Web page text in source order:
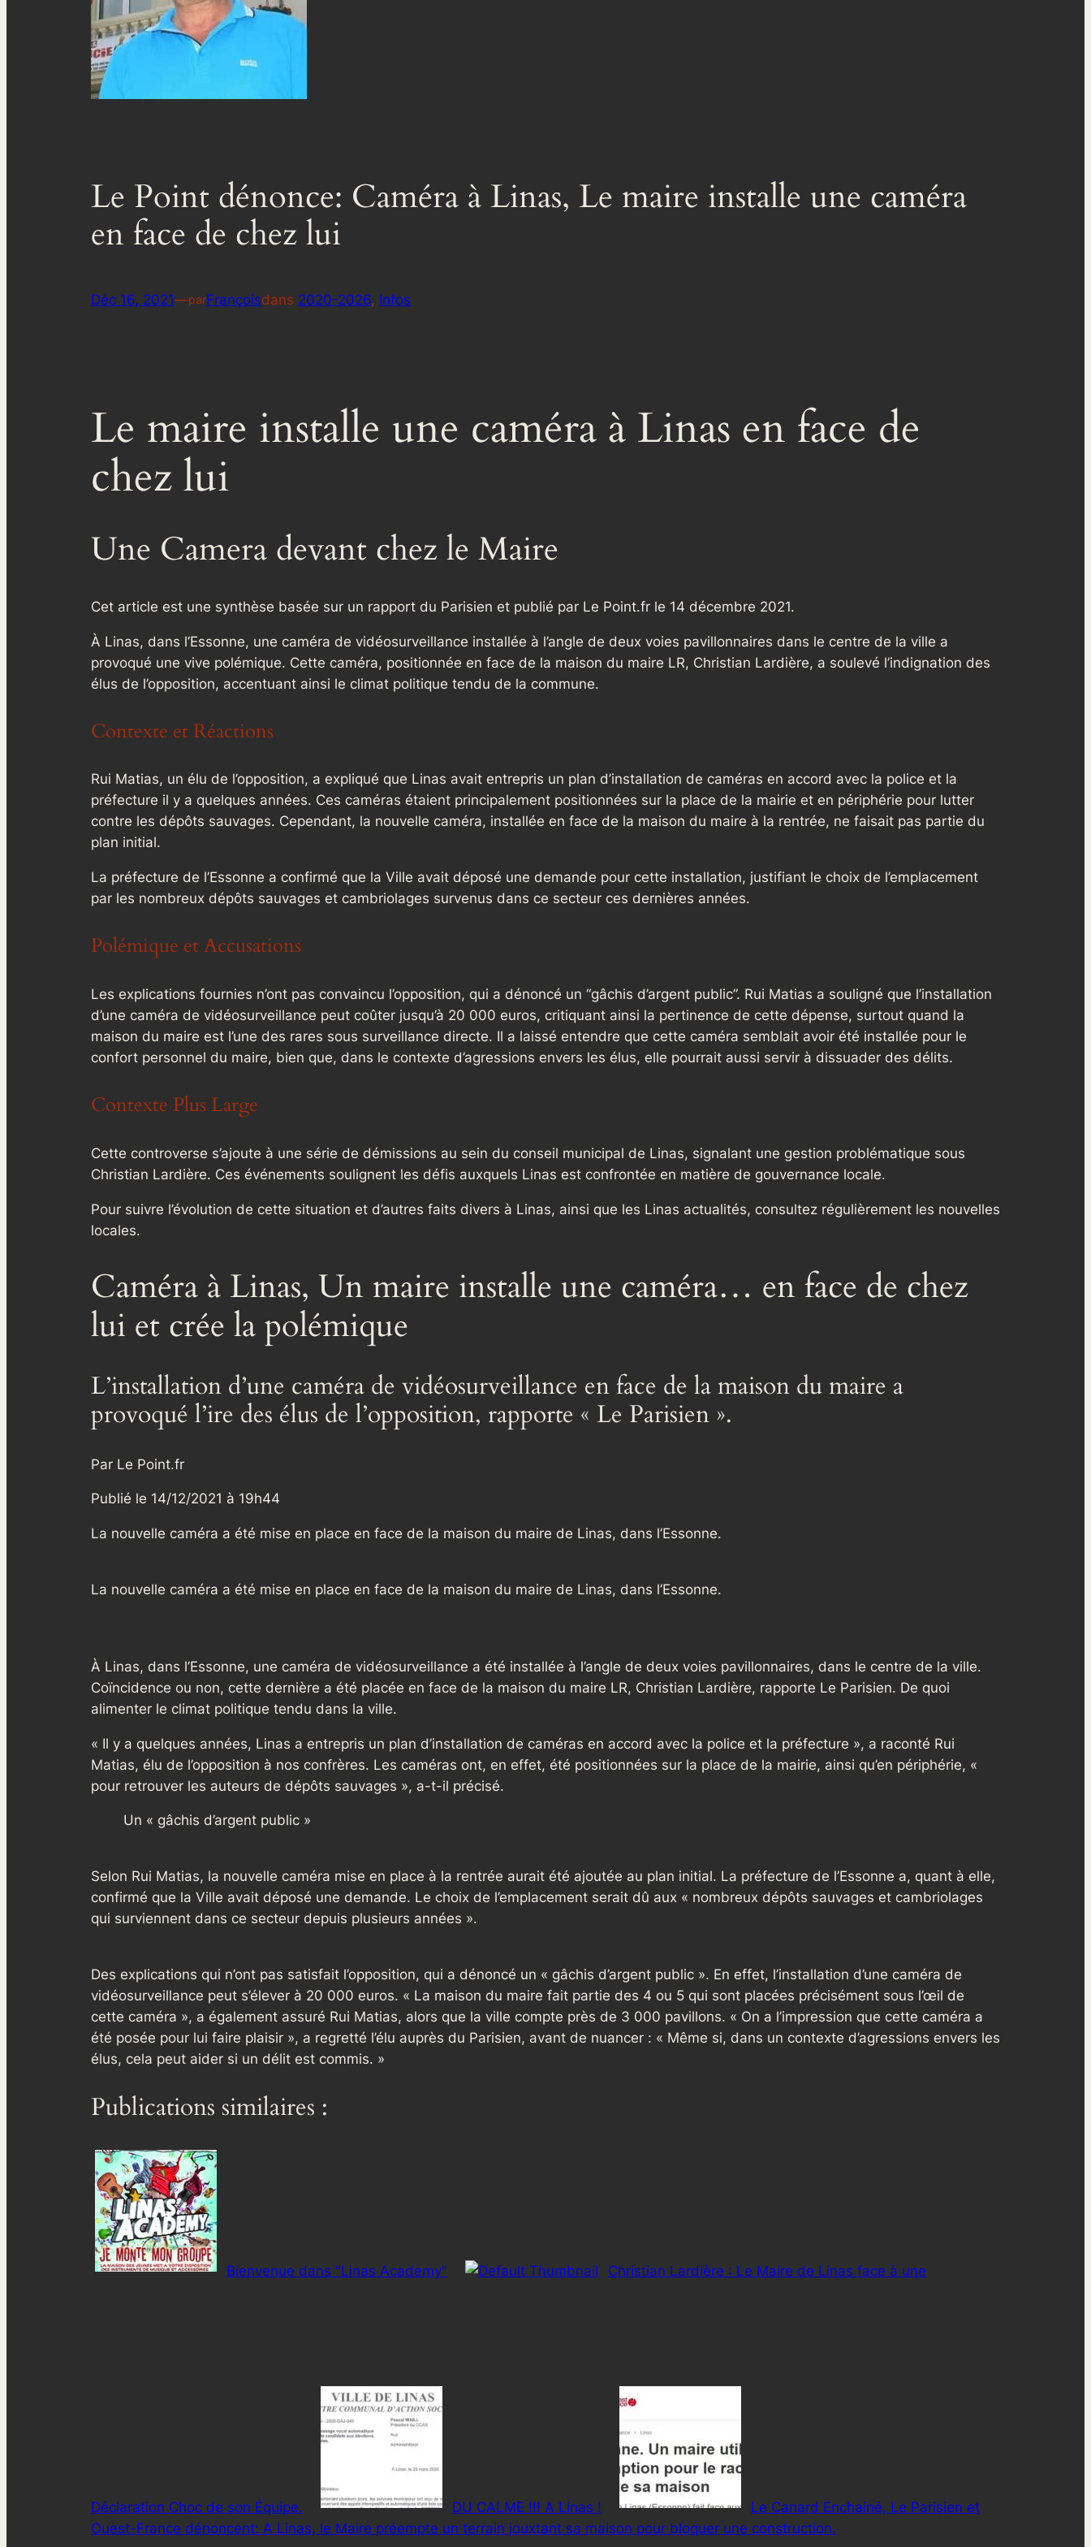
Le Point dénonce: Caméra à Linas, Le maire installe une caméra
en face de chez lui
Déc 16, 2021—parFrançoisdans 2020-2026, Infos
Le maire installe une caméra à Linas en face de
chez lui
Une Camera devant chez le Maire
Cet article est une synthèse basée sur un rapport du Parisien et publié par Le Point.fr le 14 décembre 2021.
À Linas, dans l’Essonne, une caméra de vidéosurveillance installée à l’angle de deux voies pavillonnaires dans le centre de la ville a
provoqué une vive polémique. Cette caméra, positionnée en face de la maison du maire LR, Christian Lardière, a soulevé l’indignation des
élus de l’opposition, accentuant ainsi le climat politique tendu de la commune.
Contexte et Réactions
Rui Matias, un élu de l’opposition, a expliqué que Linas avait entrepris un plan d’installation de caméras en accord avec la police et la
préfecture il y a quelques années. Ces caméras étaient principalement positionnées sur la place de la mairie et en périphérie pour lutter
contre les dépôts sauvages. Cependant, la nouvelle caméra, installée en face de la maison du maire à la rentrée, ne faisait pas partie du
plan initial.
La préfecture de l’Essonne a confirmé que la Ville avait déposé une demande pour cette installation, justifiant le choix de l’emplacement
par les nombreux dépôts sauvages et cambriolages survenus dans ce secteur ces dernières années.
Polémique et Accusations
Les explications fournies n’ont pas convaincu l’opposition, qui a dénoncé un “gâchis d’argent public”. Rui Matias a souligné que l’installation
d’une caméra de vidéosurveillance peut coûter jusqu’à 20 000 euros, critiquant ainsi la pertinence de cette dépense, surtout quand la
maison du maire est l’une des rares sous surveillance directe. Il a laissé entendre que cette caméra semblait avoir été installée pour le
confort personnel du maire, bien que, dans le contexte d’agressions envers les élus, elle pourrait aussi servir à dissuader des délits.
Contexte Plus Large
Cette controverse s’ajoute à une série de démissions au sein du conseil municipal de Linas, signalant une gestion problématique sous
Christian Lardière. Ces événements soulignent les défis auxquels Linas est confrontée en matière de gouvernance locale.
Pour suivre l’évolution de cette situation et d’autres faits divers à Linas, ainsi que les Linas actualités, consultez régulièrement les nouvelles
locales.
Caméra à Linas, Un maire installe une caméra… en face de chez
lui et crée la polémique
L’installation d’une caméra de vidéosurveillance en face de la maison du maire a
provoqué l’ire des élus de l’opposition, rapporte « Le Parisien ».
Par Le Point.fr
Publié le 14/12/2021 à 19h44
La nouvelle caméra a été mise en place en face de la maison du maire de Linas, dans l’Essonne.
La nouvelle caméra a été mise en place en face de la maison du maire de Linas, dans l’Essonne.
À Linas, dans l’Essonne, une caméra de vidéosurveillance a été installée à l’angle de deux voies pavillonnaires, dans le centre de la ville.
Coïncidence ou non, cette dernière a été placée en face de la maison du maire LR, Christian Lardière, rapporte Le Parisien. De quoi
alimenter le climat politique tendu dans la ville.
« Il y a quelques années, Linas a entrepris un plan d’installation de caméras en accord avec la police et la préfecture », a raconté Rui
Matias, élu de l’opposition à nos confrères. Les caméras ont, en effet, été positionnées sur la place de la mairie, ainsi qu’en périphérie, «
pour retrouver les auteurs de dépôts sauvages », a-t-il précisé.
Un « gâchis d’argent public »
Selon Rui Matias, la nouvelle caméra mise en place à la rentrée aurait été ajoutée au plan initial. La préfecture de l’Essonne a, quant à elle,
confirmé que la Ville avait déposé une demande. Le choix de l’emplacement serait dû aux « nombreux dépôts sauvages et cambriolages
qui surviennent dans ce secteur depuis plusieurs années ».
Des explications qui n’ont pas satisfait l’opposition, qui a dénoncé un « gâchis d’argent public ». En effet, l’installation d’une caméra de
vidéosurveillance peut s’élever à 20 000 euros. « La maison du maire fait partie des 4 ou 5 qui sont placées précisément sous l’œil de
cette caméra », a également assuré Rui Matias, alors que la ville compte près de 3 000 pavillons. « On a l’impression que cette caméra a
été posée pour lui faire plaisir », a regretté l’élu auprès du Parisien, avant de nuancer : « Même si, dans un contexte d’agressions envers les
élus, cela peut aider si un délit est commis. »
Publications similaires :
Bienvenue dans "Linas Academy" Christian Lardière : Le Maire de Linas face à une
Déclaration Choc de son Équipe. DU CALME !!! A Linas !
Le Canard Enchainé, Le Parisien et
Ouest-France dénoncent: A Linas, le Maire préempte un terrain jouxtant sa maison pour bloquer une construction.